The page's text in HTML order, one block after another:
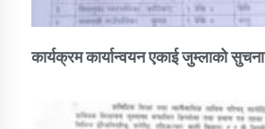
कार्यक्रम कार्यान्वयन एकाई जुम्लाको सुचना